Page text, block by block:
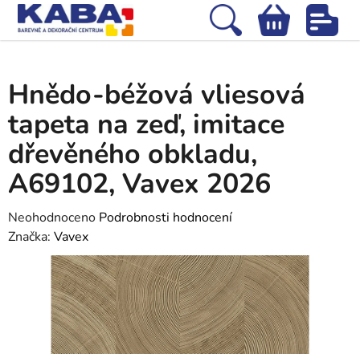
Přejít
obsah
Hledat
NÁKUPNÍ
Hnědo-béžová vliesová
tapeta na zeď, imitace
dřevěného obkladu,
A69102, Vavex 2026
Průměrné
hodnocení
produktu
Neohodnoceno Podrobnosti hodnocení
Značka: Vavex